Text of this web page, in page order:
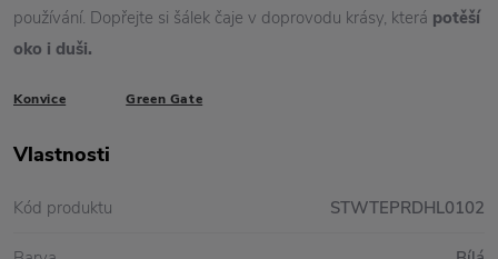
používání. Dopřejte si šálek čaje v doprovodu krásy, která potěší
oko i duši.
Konvice Green Gate
Vlastnosti
Kód produktu STWTEPRDHL0102